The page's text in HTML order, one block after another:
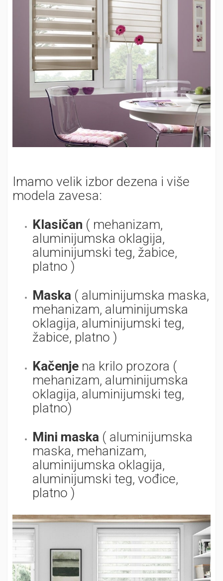
Imamo velik izbor dezena i više
modela zavesa:
Klasičan ( mehanizam,
aluminijumska oklagija,
aluminijumski teg, žabice,
platno )
Maska ( aluminijumska maska,
mehanizam, aluminijumska
oklagija, aluminijumski teg,
žabice, platno )
Kačenje na krilo prozora (
mehanizam, aluminijumska
oklagija, aluminijumski teg,
platno)
Mini maska ( aluminijumska
maska, mehanizam,
aluminijumska oklagija,
aluminijumski teg, vođice,
platno )